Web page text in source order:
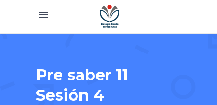
Pre saber 11
Sesión 4